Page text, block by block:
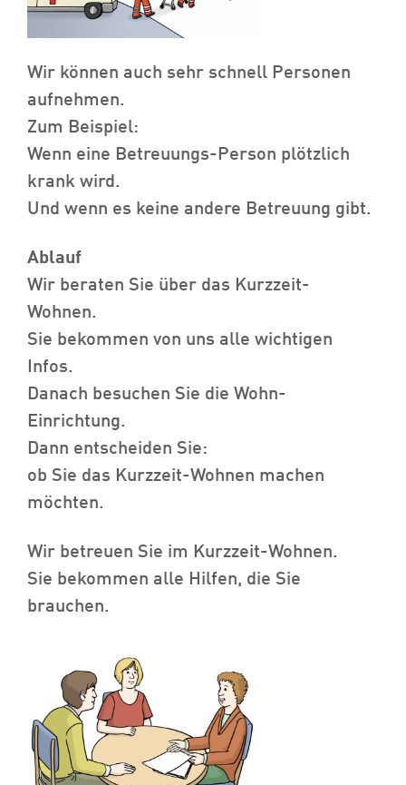
Wir können auch sehr schnell Personen
aufnehmen.
Zum Beispiel:
Wenn eine Betreuungs-Person plötzlich
krank wird.
Und wenn es keine andere Betreuung gibt.
Ablauf
Wir beraten Sie über das Kurzzeit-
Wohnen.
Sie bekommen von uns alle wichtigen
Infos.
Danach besuchen Sie die Wohn-
Einrichtung.
Dann entscheiden Sie:
ob Sie das Kurzzeit-Wohnen machen
möchten.
Wir betreuen Sie im Kurzzeit-Wohnen.
Sie bekommen alle Hilfen, die Sie
brauchen.